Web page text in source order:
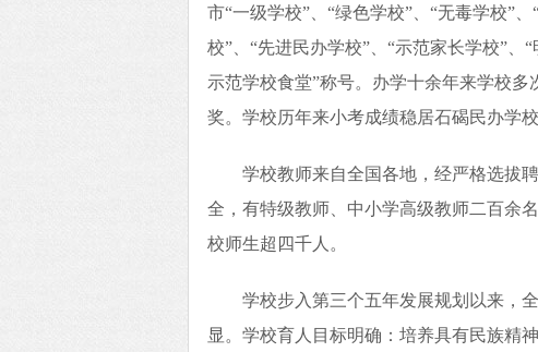
市“一级学校”、“绿色学校”、“无毒学校”
校”、“先进民办学校”、“示范家长学校”、
示范学校食堂”称号。办学十余年来学校
奖。学校历年来小考成绩稳居石碣民办学
学校教师来自全国各地，经严格选拔
全，有特级教师、中小学高级教师二百余
校师生超四千人。
学校步入第三个五年发展规划以来，
显。学校育人目标明确：培养具有民族精